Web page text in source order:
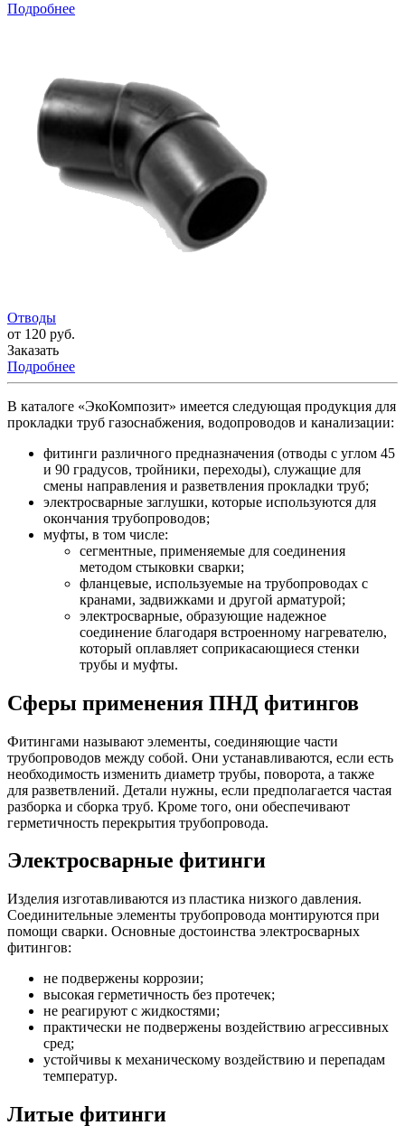
Подробнее
Отводы
от 120 руб.
Заказать
Подробнее
В каталоге «ЭкоКомпозит» имеется следующая продукция для
прокладки труб газоснабжения, водопроводов и канализации:
фитинги различного предназначения (отводы с углом 45
и 90 градусов, тройники, переходы), служащие для
смены направления и разветвления прокладки труб;
электросварные заглушки, которые используются для
окончания трубопроводов;
муфты, в том числе:
сегментные, применяемые для соединения
методом стыковки сварки;
фланцевые, используемые на трубопроводах с
кранами, задвижками и другой арматурой;
электросварные, образующие надежное
соединение благодаря встроенному нагревателю,
который оплавляет соприкасающиеся стенки
трубы и муфты.
Сферы применения ПНД фитингов
Фитингами называют элементы, соединяющие части
трубопроводов между собой. Они устанавливаются, если есть
необходимость изменить диаметр трубы, поворота, а также
для разветвлений. Детали нужны, если предполагается частая
разборка и сборка труб. Кроме того, они обеспечивают
герметичность перекрытия трубопровода.
Электросварные фитинги
Изделия изготавливаются из пластика низкого давления.
Соединительные элементы трубопровода монтируются при
помощи сварки. Основные достоинства электросварных
фитингов:
не подвержены коррозии;
высокая герметичность без протечек;
не реагируют с жидкостями;
практически не подвержены воздействию агрессивных
сред;
устойчивы к механическому воздействию и перепадам
температур.
Литые фитинги